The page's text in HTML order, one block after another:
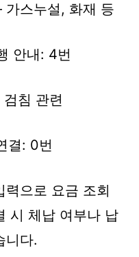
스누설, 화재 등
안내: 4번
침 관련
결: 0번
으로 요금 조회
시 체납 여부나 납
니다.